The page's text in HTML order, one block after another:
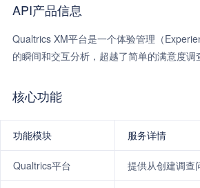
API产品信息
Qualtrics XM平台是一个体验管理（
的瞬间和交互分析，超越了简单的满意度
核心功能
功能模块 服务详情
Qualtrics平台 提供从创建调查